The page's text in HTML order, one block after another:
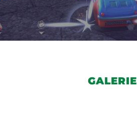
GALERIE